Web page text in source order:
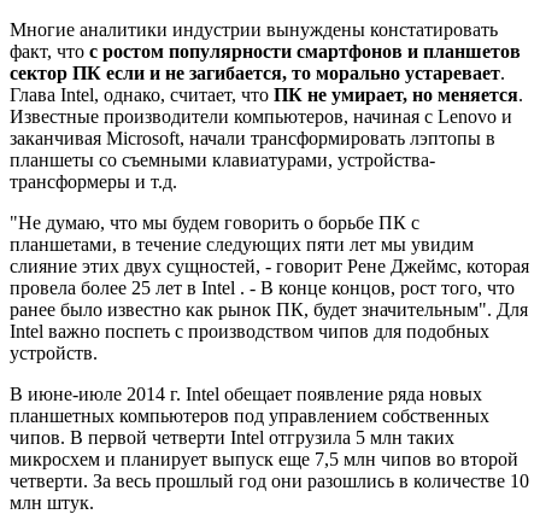
Многие аналитики индустрии вынуждены констатировать
факт, что с ростом популярности смартфонов и планшетов
сектор ПК если и не загибается, то морально устаревает.
Глава Intel, однако, считает, что ПК не умирает, но меняется.
Известные производители компьютеров, начиная с Lenovo и
заканчивая Microsoft, начали трансформировать лэптопы в
планшеты со съемными клавиатурами, устройства-
трансформеры и т.д.
"Не думаю, что мы будем говорить о борьбе ПК с
планшетами, в течение следующих пяти лет мы увидим
слияние этих двух сущностей, - говорит Рене Джеймс, которая
провела более 25 лет в Intel . - В конце концов, рост того, что
ранее было известно как рынок ПК, будет значительным". Для
Intel важно поспеть с производством чипов для подобных
устройств.
В июне-июле 2014 г. Intel обещает появление ряда новых
планшетных компьютеров под управлением собственных
чипов. В первой четверти Intel отгрузила 5 млн таких
микросхем и планирует выпуск еще 7,5 млн чипов во второй
четверти. За весь прошлый год они разошлись в количестве 10
млн штук.